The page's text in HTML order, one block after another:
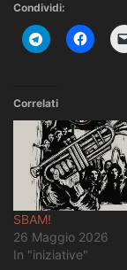
Condividi:
Correlati
SBAM!
26 Maggio 2026
In "iniziative"